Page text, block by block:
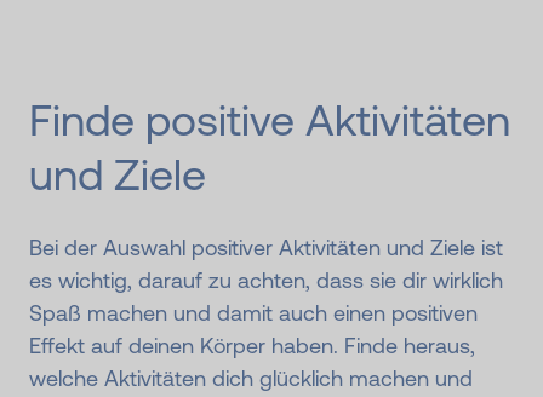
Finde positive Aktivitäten
und Ziele
Bei der Auswahl positiver Aktivitäten und Ziele ist
es wichtig, darauf zu achten, dass sie dir wirklich
Spaß machen und damit auch einen positiven
Effekt auf deinen Körper haben. Finde heraus,
welche Aktivitäten dich glücklich machen und